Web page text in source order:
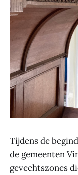
Tijdens de
de gemeenten
gevechtszones